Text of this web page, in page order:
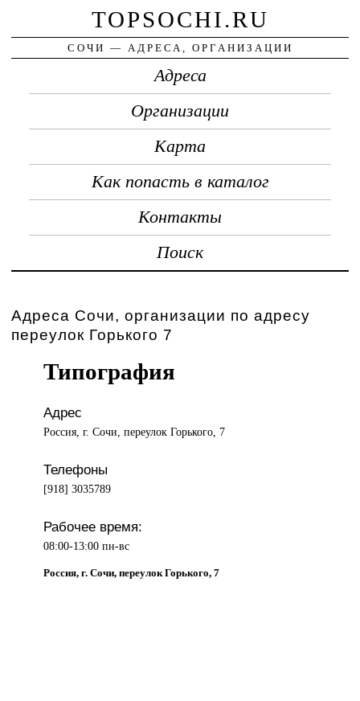
TOPSOCHI.RU
СОЧИ — АДРЕСА, ОРГАНИЗАЦИИ
Адреса
Организации
Карта
Как попасть в каталог
Контакты
Поиск
Адреса Сочи, организации по адресу
переулок Горького 7
Типография
Адрес
Россия, г. Сочи, переулок Горького, 7
Телефоны
[918] 3035789
Рабочее время:
08:00-13:00 пн-вс
Россия, г. Сочи, переулок Горького, 7